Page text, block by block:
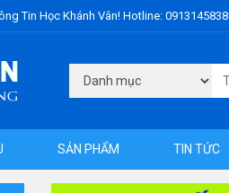
Tin Học Khánh Vân! Hotline: 0913145838
SẢN PHẨM TIN TỨC